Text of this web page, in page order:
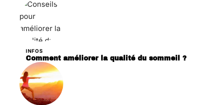
INFOS
Comment améliorer la qualité du sommeil ?